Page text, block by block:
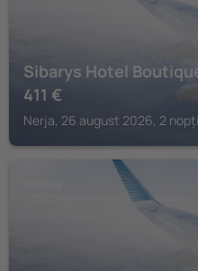
Sibarys Hotel
411 €
Nerja, 26 august 2026, 2 nopți